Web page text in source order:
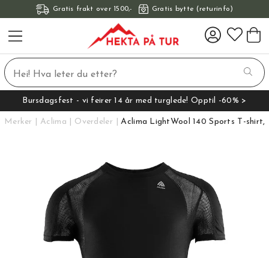
Gratis frakt over 1500,- Gratis bytte (returinfo)
Bursdagsfest - vi feirer 14 år med turglede! Opptil -60% >
Merker Aclima Overdeler Aclima LightWool 140 Sports T-shirt,